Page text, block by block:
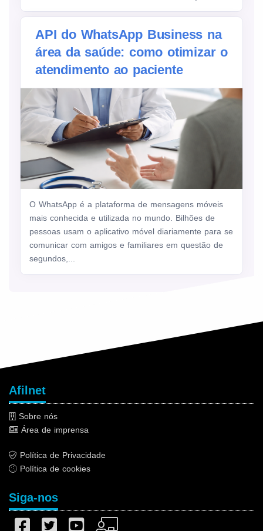
API do WhatsApp Business na
área da saúde: como otimizar o
atendimento ao paciente
O WhatsApp é a plataforma de mensagens móveis
mais conhecida e utilizada no mundo. Bilhões de
pessoas usam o aplicativo móvel diariamente para se
comunicar com amigos e familiares em questão de
segundos,...
Afilnet
Sobre nós
Área de imprensa
Política de Privacidade
Política de cookies
Siga-nos